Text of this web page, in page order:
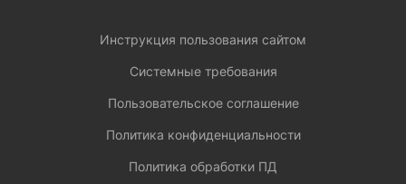
Инструкция пользования сайтом
Системные требования
Пользовательское соглашение
Политика конфиденциальности
Политика обработки ПД